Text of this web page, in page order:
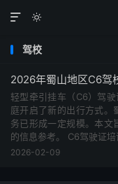


驾校
2026年蜀山地区C6驾
轻型牵引挂车（C6）驾
庭开启了新的出行方式。
务已形成一定规模。本文
的信息参考。 C6驾驶证
2026-02-09